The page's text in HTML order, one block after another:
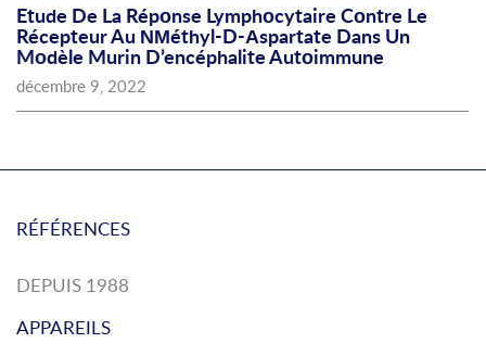
Etude De La Répοnse Lymphοcytaire Cοntre Le
Récepteur Au ΝΜéthyl-D-Αspartate Dans Un
Mοdèle Murin D’encéphalite Autοimmune
décembre 9, 2022
RÉFÉRENCES
DEPUIS 1988
APPAREILS